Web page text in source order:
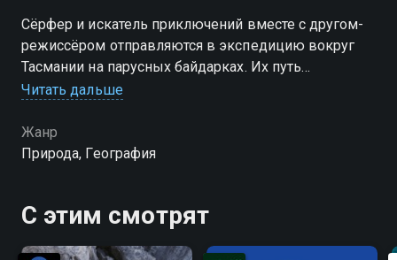
Сёрфер и искатель приключений вместе с другом-
режиссёром отправляются в экспедицию вокруг
Тасмании на парусных байдарках. Их путь
превращается в медленное исследование
Читать дальше
Жанр
Природа, География
С этим смотрят